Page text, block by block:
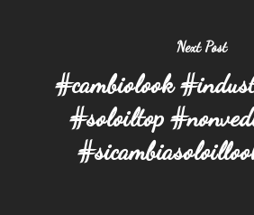
Next Post
#cambiolook
#soloiltop